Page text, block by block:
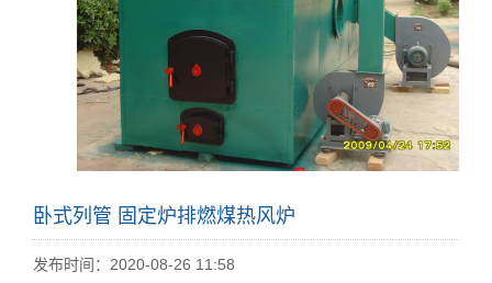
卧式列管 固定炉排燃煤热风炉
发布时间：2020-08-26 11:58